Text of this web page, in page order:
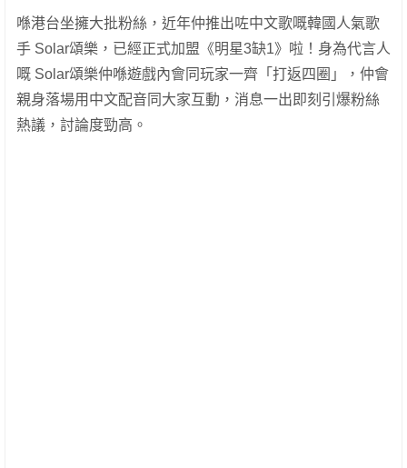
喺港台坐擁大批粉絲，近年仲推出咗中文歌嘅韓國人氣歌
手 Solar頌樂，已經正式加盟《明星3缺1》啦！身為代言人
嘅 Solar頌樂仲喺遊戲內會同玩家一齊「打返四圈」，仲會
親身落場用中文配音同大家互動，消息一出即刻引爆粉絲
熱議，討論度勁高。